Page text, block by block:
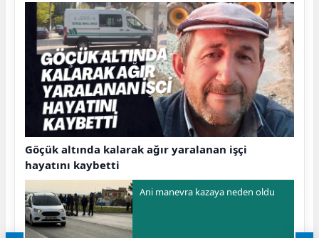
Göçük altında kalarak ağır yaralanan işçi
hayatını kaybetti
Ani manevra kazaya neden oldu